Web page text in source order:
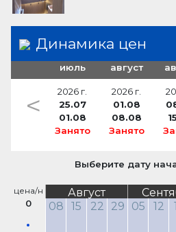
Динамика цен
июль
2026 г.
25.07
01.08
Занято
август
2026 г.
01.08
08.08
Занято
<
Выберите дату
цена/н
0
Август
08
15 22 29 05 12